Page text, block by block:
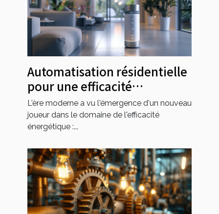
Automatisation résidentielle
pour une efficacité
énergétique maximale
L'ère moderne a vu l'émergence d'un nouveau
joueur dans le domaine de l'efficacité
énergétique :...